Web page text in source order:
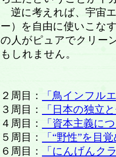
逆に考えれば、宇宙
ー）を自由に使いこな
の人がピュアでクリー
もしれません。
２周目：
「鳥インフル
３周目：
「日本の独立
４周目：
「資本主義に
５周目：
「“野性”を目
６周目：
「にんげんク